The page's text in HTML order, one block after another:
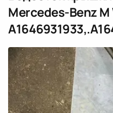
Mercedes-Benz M